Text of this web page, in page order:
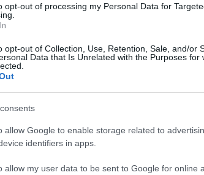
opt-out of processing my Personal Data for
opt-out of Collection, Use, Retention, Sale, and/or
Data that Is Unrelated with the Purposes for
allow Google to enable storage related to
identifiers in apps.
allow my user data to be sent to Google for online